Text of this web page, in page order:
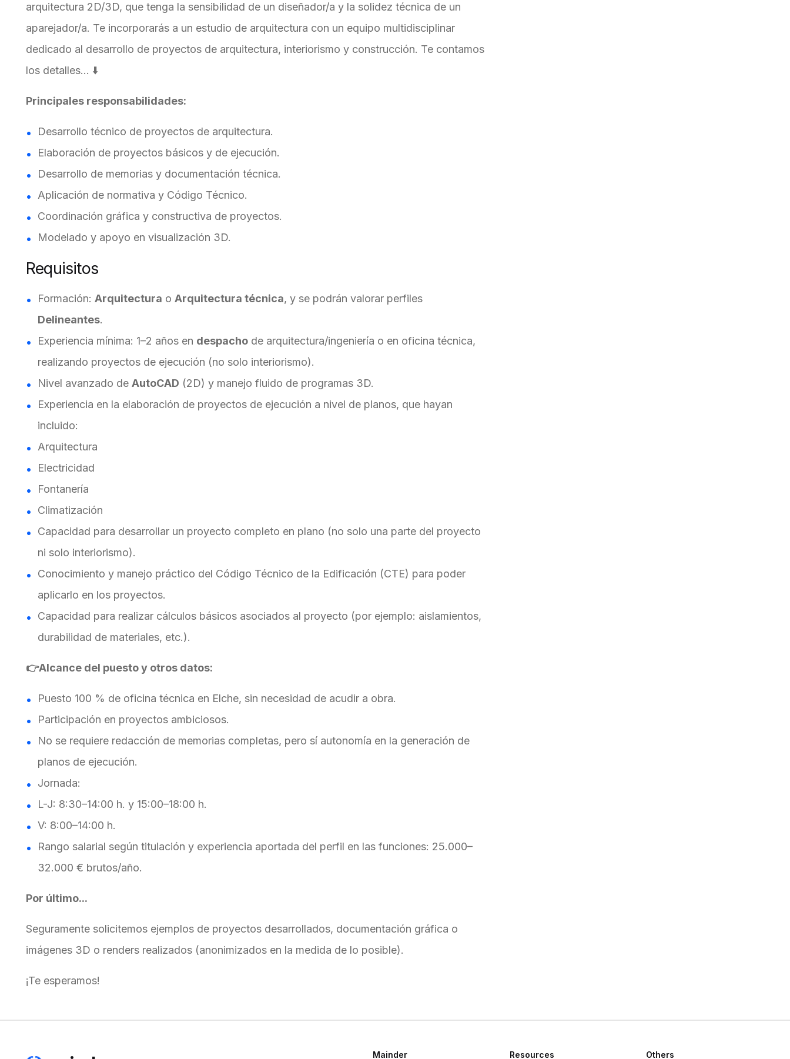
arquitectura 2D/3D, que tenga la sensibilidad de un diseñador/a y la solidez técnica de un
aparejador/a. Te incorporarás a un estudio de arquitectura con un equipo multidisciplinar
dedicado al desarrollo de proyectos de arquitectura, interiorismo y construcción. Te contamos
los detalles... ⬇️
Principales responsabilidades:
Desarrollo técnico de proyectos de arquitectura.
Elaboración de proyectos básicos y de ejecución.
Desarrollo de memorias y documentación técnica.
Aplicación de normativa y Código Técnico.
Coordinación gráfica y constructiva de proyectos.
Modelado y apoyo en visualización 3D.
Requisitos
Formación: Arquitectura o Arquitectura técnica, y se podrán valorar perfiles
Delineantes.
Experiencia mínima: 1–2 años en despacho de arquitectura/ingeniería o en oficina técnica,
realizando proyectos de ejecución (no solo interiorismo).
Nivel avanzado de AutoCAD (2D) y manejo fluido de programas 3D.
Experiencia en la elaboración de proyectos de ejecución a nivel de planos, que hayan
incluido:
Arquitectura
Electricidad
Fontanería
Climatización
Capacidad para desarrollar un proyecto completo en plano (no solo una parte del proyecto
ni solo interiorismo).
Conocimiento y manejo práctico del Código Técnico de la Edificación (CTE) para poder
aplicarlo en los proyectos.
Capacidad para realizar cálculos básicos asociados al proyecto (por ejemplo: aislamientos,
durabilidad de materiales, etc.).
👉Alcance del puesto y otros datos:
Puesto 100 % de oficina técnica en Elche, sin necesidad de acudir a obra.
Participación en proyectos ambiciosos.
No se requiere redacción de memorias completas, pero sí autonomía en la generación de
planos de ejecución.
Jornada:
L-J: 8:30–14:00 h. y 15:00–18:00 h.
V: 8:00–14:00 h.
Rango salarial según titulación y experiencia aportada del perfil en las funciones: 25.000–
32.000 € brutos/año.
Por último...
Seguramente solicitemos ejemplos de proyectos desarrollados, documentación gráfica o
imágenes 3D o renders realizados (anonimizados en la medida de lo posible).
¡Te esperamos!
Mainder Resources Others